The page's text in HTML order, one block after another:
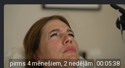
pirms 4 mēnešiem, 2 nedēļām 00:05:38